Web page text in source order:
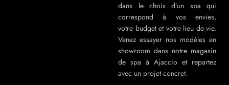
dans le choix d’un spa qui
correspond à vos envies,
votre budget et votre lieu de vie.
Venez essayer nos modèles en
showroom dans notre magasin
de spa à Ajaccio et repartez
avec un projet concret.